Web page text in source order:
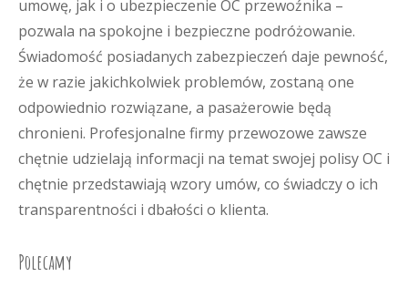
umowę, jak i o ubezpieczenie OC przewoźnika –
pozwala na spokojne i bezpieczne podróżowanie.
Świadomość posiadanych zabezpieczeń daje pewność,
że w razie jakichkolwiek problemów, zostaną one
odpowiednio rozwiązane, a pasażerowie będą
chronieni. Profesjonalne firmy przewozowe zawsze
chętnie udzielają informacji na temat swojej polisy OC i
chętnie przedstawiają wzory umów, co świadczy o ich
transparentności i dbałości o klienta.
Polecamy